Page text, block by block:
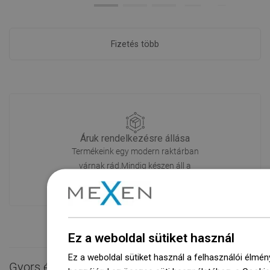
Fizetés több
Áruk rendelkezésre állása
Termékeink egy modern raktárban
várnak rád.Mindig készen áll a
szállításra!
Gyors érintkezés
Ez a weboldal sütiket használ
Ez a weboldal sütiket használ a felhasználói